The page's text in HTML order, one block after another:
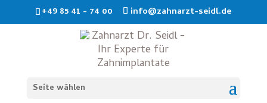
+49 85 41 - 74 00 info@zahnarzt-seidl.de
Seite wählen
Irina und Christian